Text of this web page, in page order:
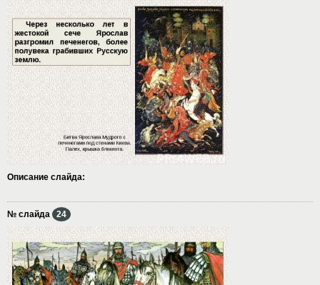
Описание слайда:
№ слайда 24